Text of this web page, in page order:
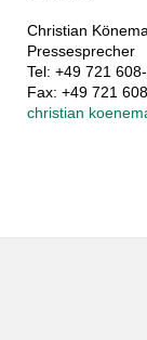
Christian
Pressesprecher
Tel: +49 721
Fax: +49 721
christian